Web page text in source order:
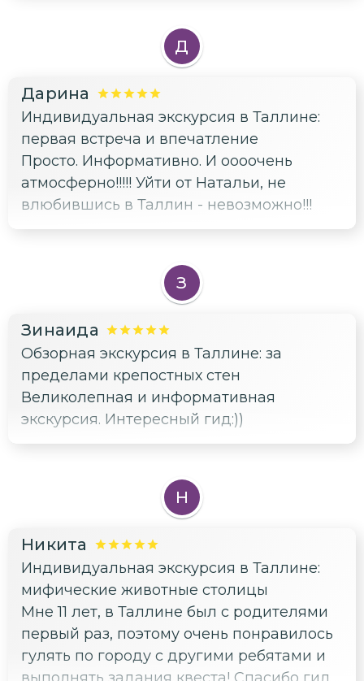
Д
Дарина
Индивидуальная экскурсия в Таллине:
первая встреча и впечатление
Просто. Информативно. И оооочень
атмосферно!!!!! Уйти от Натальи, не
влюбившись в Таллин - невозможно!!!
З
Зинаида
Обзорная экскурсия в Таллине: за
пределами крепостных стен
Великолепная и информативная
экскурсия. Интересный гид:))
Н
Никита
Индивидуальная экскурсия в Таллине:
мифические животные столицы
Мне 11 лет, в Таллине был с родителями
первый раз, поэтому очень понравилось
гулять по городу с другими ребятами и